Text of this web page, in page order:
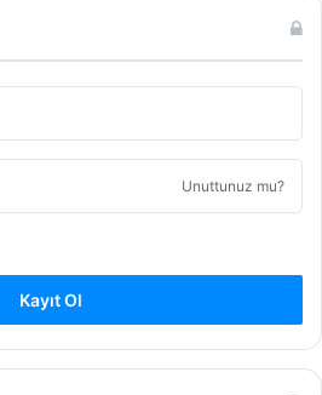
Unuttunuz mu?
Kayıt Ol